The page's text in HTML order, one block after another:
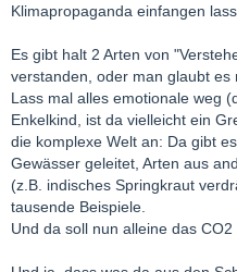
Klimapropaganda einfangen
Es gibt halt 2 Arten von
verstanden, oder man glaubt es
Lass mal alles emotionale weg
Enkelkind, ist da vielleicht ein
die komplexe Welt an: Da gibt
Gewässer geleitet, Arten aus
(z.B. indisches Springkraut
tausende Beispiele.
Und da soll nun alleine das